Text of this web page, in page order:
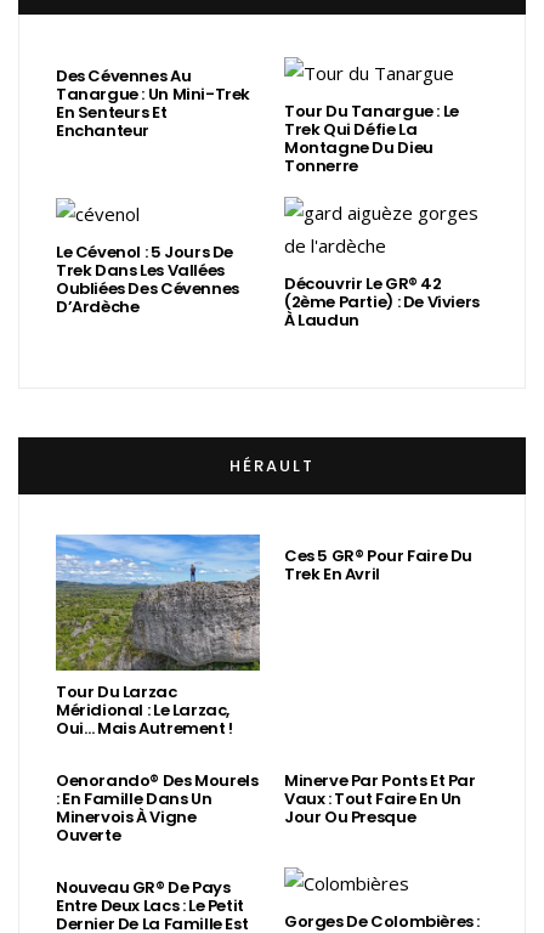
Des Cévennes Au
Tanargue : Un Mini-Trek
En Senteurs Et
Enchanteur
Tour Du Tanargue : Le
Trek Qui Défie La
Montagne Du Dieu
Tonnerre
Le Cévenol : 5 Jours De
Trek Dans Les Vallées
Oubliées Des Cévennes
D’Ardèche
Découvrir Le GR® 42
(2ème Partie) : De Viviers
À Laudun
HÉRAULT
Tour Du Larzac
Méridional : Le Larzac,
Oui… Mais Autrement !
Ces 5 GR® Pour Faire Du
Trek En Avril
Oenorando® Des Mourels
: En Famille Dans Un
Minervois À Vigne
Ouverte
Minerve Par Ponts Et Par
Vaux : Tout Faire En Un
Jour Ou Presque
Nouveau GR® De Pays
Entre Deux Lacs : Le Petit
Dernier De La Famille Est Gorges De Colombières :